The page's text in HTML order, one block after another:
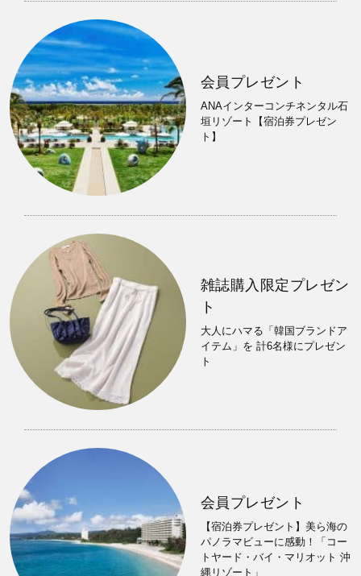
会員プレゼント
ANAインターコンチネンタル石
垣リゾート【宿泊券プレゼン
ト】
雑誌購入限定プレゼン
ト
大人にハマる「韓国ブランドア
イテム」を 計6名様にプレゼン
ト
会員プレゼント
【宿泊券プレゼント】美ら海の
パノラマビューに感動！「コー
トヤード・バイ・マリオット 沖
縄リゾート」